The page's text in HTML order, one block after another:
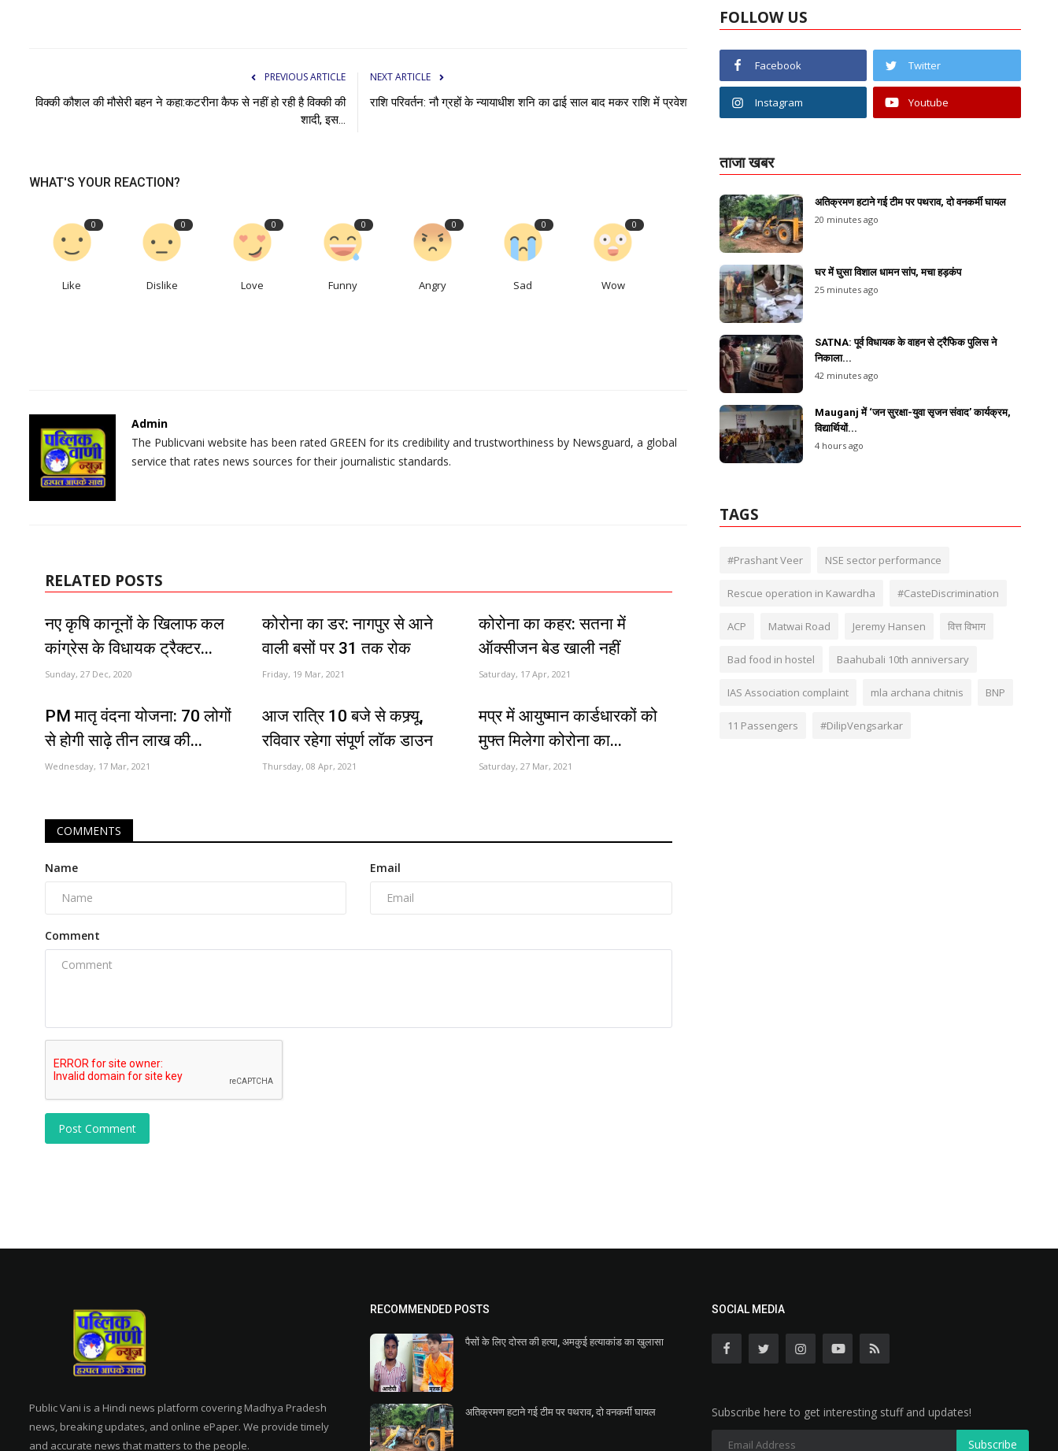
PREVIOUS ARTICLE
विक्की कौशल की मौसेरी बहन ने कहा:कटरीना कैफ से नहीं हो रही है विक्की की
शादी, इस...
NEXT ARTICLE
राशि परिवर्तन: नौ ग्रहों के न्यायाधीश शनि का ढाई साल बाद मकर राशि में प्रवेश
WHAT'S YOUR REACTION?
0
Like
0
Dislike
0
Love
0
Funny
0
Angry
0
Sad
0
Wow
Admin
The Publicvani website has been rated GREEN for its credibility and trustworthiness by Newsguard, a global
service that rates news sources for their journalistic standards.
RELATED POSTS
नए कृषि कानूनों के खिलाफ कल
कांग्रेस के विधायक ट्रैक्टर...
Sunday, 27 Dec, 2020
कोरोना का डर: नागपुर से आने
वाली बसों पर 31 तक रोक
Friday, 19 Mar, 2021
कोरोना का कहर: सतना में
ऑक्सीजन बेड खाली नहीं
Saturday, 17 Apr, 2021
PM मातृ वंदना योजना: 70 लोगों
से होगी साढ़े तीन लाख की...
Wednesday, 17 Mar, 2021
आज रात्रि 10 बजे से कफ्र्यू,
रविवार रहेगा संपूर्ण लॉक डाउन
Thursday, 08 Apr, 2021
मप्र में आयुष्मान कार्डधारकों को
मुफ्त मिलेगा कोरोना का...
Saturday, 27 Mar, 2021
COMMENTS
Name Email
Comment
Post Comment
FOLLOW US
Facebook Twitter
Instagram Youtube
ताजा खबर
अतिक्रमण हटाने गई टीम पर पथराव, दो वनकर्मी घायल
20 minutes ago
घर में घुसा विशाल धामन सांप, मचा हड़कंप
25 minutes ago
SATNA: पूर्व विधायक के वाहन से ट्रैफिक पुलिस ने
निकाला...
42 minutes ago
Mauganj में ‘जन सुरक्षा-युवा सृजन संवाद’ कार्यक्रम,
विद्यार्थियों...
4 hours ago
TAGS
#Prashant Veer NSE sector performance
Rescue operation in Kawardha #CasteDiscrimination
ACP Matwai Road Jeremy Hansen वित्त विभाग
Bad food in hostel Baahubali 10th anniversary
IAS Association complaint mla archana chitnis BNP
11 Passengers #DilipVengsarkar
Public Vani is a Hindi news platform covering Madhya Pradesh
news, breaking updates, and online ePaper. We provide timely
and accurate news that matters to the people.
RECOMMENDED POSTS
पैसों के लिए दोस्त की हत्या, अमकुई हत्याकांड का खुलासा
अतिक्रमण हटाने गई टीम पर पथराव, दो वनकर्मी घायल
SOCIAL MEDIA
Subscribe here to get interesting stuff and updates!
Subscribe